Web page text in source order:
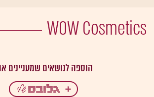
WOW Cosmetics